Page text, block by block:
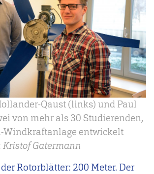
Qaust (links) und Paul
von mehr als 30 Studierenden,
Windkraftanlage entwickelt
Kristof Gatermann
Rotorblätter: 200 Meter. Der